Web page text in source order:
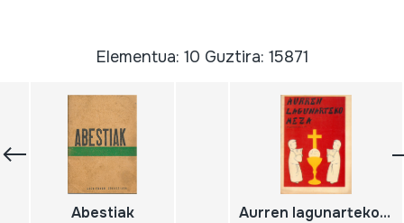
Elementua: 10 Guztira: 15871
Abestiak Aurren lagunarteko meza